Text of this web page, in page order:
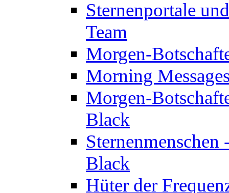
Sternenportale
Team
Morgen-
Morning
Morgen-
Black
Black
Hüter der